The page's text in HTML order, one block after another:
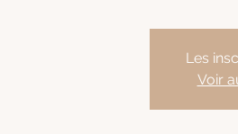
Les
Voir